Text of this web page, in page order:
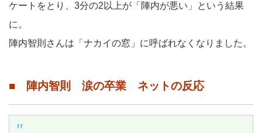
ケートをとり、3分の2以上が「陣内が悪い」という結果
に。
陣内智則さんは「ナカイの窓」に呼ばれなくなりました。
■ 陣内智則 涙の卒業 ネットの反応